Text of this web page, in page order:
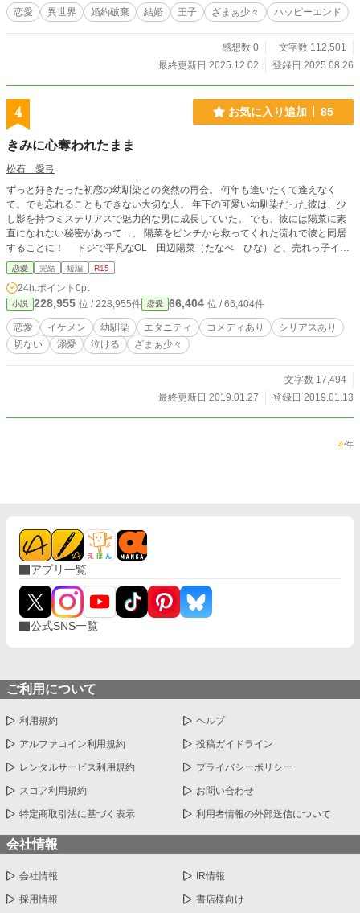
侯爵令嬢と、その強大すぎる魔力と特異な容姿により魔王と
恐れられる公爵の、恋と成長の物語。 表紙は友人の丸インコ
恋愛 異世界 婚約破棄 結婚 王子 ざまぁ少々 ハッピーエンド
感想数 0
文字数 112,501
最終更新日 2025.12.02
登録日 2025.08.26
4 お気に入り追加 85
きみに心奪われたまま
松石 愛弓
ずっと好きだった初恋の幼馴染との突然の再会。 何年も逢いたくて逢えなく
て。でも忘れることもできない大切な人。 年下の可愛い幼馴染だった彼は、少
し影を持つミステリアスで魅力的な男に成長していた。 でも、彼には陽菜に素
直になれない秘密があって…。 陽菜をピンチから救ってくれた流れで彼と同居
することに！ ドジで平凡なOL 田辺陽菜（たなべ ひな）と、売れっ子イケ
メン小説家 坂上 諒（さかがみ りょう）の純愛ストーリーです。
恋愛 完結 短編 R15
24h.ポイント 0pt
小説 228,955 位 / 228,955件 恋愛 66,404 位 / 66,404件
恋愛 イケメン 幼馴染 エタニティ コメディあり
シリアスあり
切ない
溺愛 泣ける ざまぁ少々
文字数 17,494
最終更新日 2019.01.27
登録日 2019.01.13
4件
アプリ一覧
公式SNS一覧
ご利用について
利用規約 ヘルプ
アルファコイン利用規約 投稿ガイドライン
レンタルサービス利用規約 プライバシーポリシー
スコア利用規約 お問い合わせ
特定商取引法に基づく表示 利用者情報の外部送信について
会社情報
会社情報 IR情報
採用情報 書店様向け